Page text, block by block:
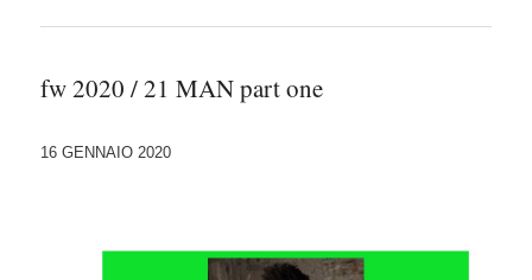
fw 2020 / 21 MAN part one
16 GENNAIO 2020